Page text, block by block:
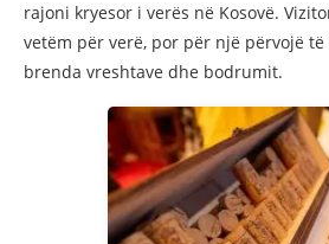
rajoni kryesor i verës në Kosovë.
vetëm për verë, por për një përvojë
brenda vreshtave dhe bodrumit.